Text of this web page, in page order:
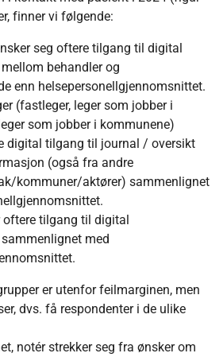
finner vi følgende:
seg oftere tilgang til digital
behandler og
enn helsepersonellgjennomsnittet.
(fastleger, leger som jobber i
som jobber i kommunene)
digital tilgang til journal / oversikt
(også fra andre
kommuner/aktører) sammenlignet
oftere tilgang til digital
med
er utenfor feilmarginen, men
dvs. få respondenter i de ulike
notér strekker seg fra ønsker om